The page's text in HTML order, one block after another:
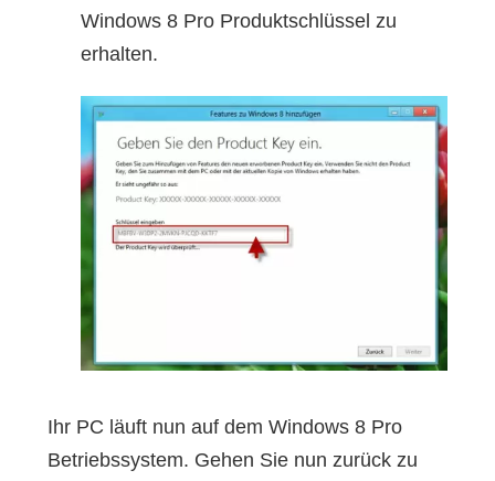
Windows 8 Pro Produktschlüssel zu
erhalten.
Ihr PC läuft nun auf dem Windows 8 Pro
Betriebssystem. Gehen Sie nun zurück zu